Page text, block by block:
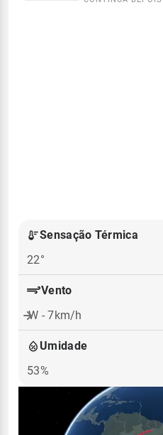
Sensação Térmica
22°
Vento
W - 7km/h
Umidade
53%